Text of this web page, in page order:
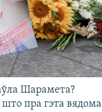
Шарамета?
пра гэта вядома